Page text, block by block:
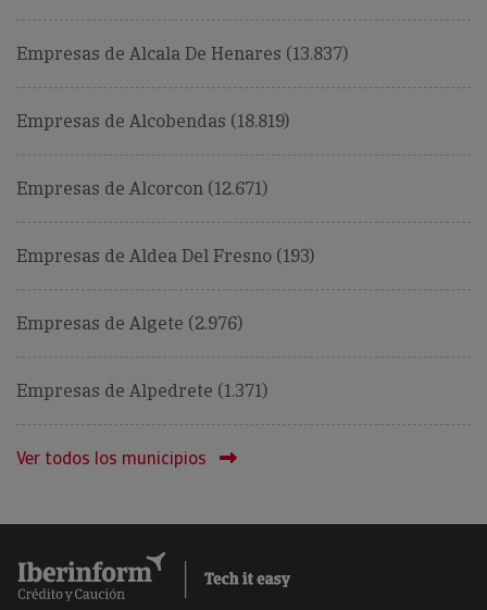
Empresas de Alcala De Henares (13.837)
Empresas de Alcobendas (18.819)
Empresas de Alcorcon (12.671)
Empresas de Aldea Del Fresno (193)
Empresas de Algete (2.976)
Empresas de Alpedrete (1.371)
Ver todos los municipios